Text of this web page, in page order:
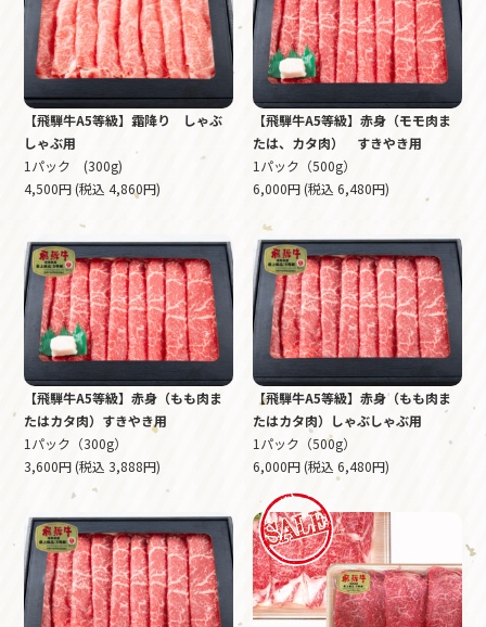
【飛騨牛A5等級】霜降り しゃぶ
しゃぶ用
1パック (300g)
4,500円 (税込 4,860円)
【飛騨牛A5等級】赤身（モモ肉ま
たは、カタ肉） すきやき用
1パック（500g）
6,000円 (税込 6,480円)
【飛騨牛A5等級】赤身（もも肉ま
たはカタ肉）すきやき用
1パック（300g）
3,600円 (税込 3,888円)
【飛騨牛A5等級】赤身（もも肉ま
たはカタ肉）しゃぶしゃぶ用
1パック（500g）
6,000円 (税込 6,480円)